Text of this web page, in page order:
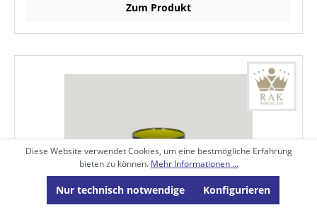
Zum Produkt
Diese Website verwendet Cookies, um eine bestmögliche Erfahrung
bieten zu können. Mehr Informationen ...
Nur technisch notwendige Konfigurieren